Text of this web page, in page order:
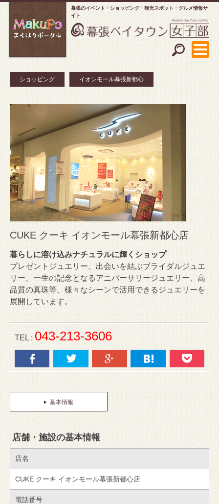
幕張のイベント・ショッピング
観光スポット・グルメ情報サ
イト
ショッピング イオンモール幕張新都心
CUKE クーキ イオンモール幕張新都心店
暮らしに溶け込みナチュラルに輝くショップ
プレゼントジュエリー、出会いを結ぶブライダルジュエ
リー、一生の記念となるアニバーサリージュエリー、高
品質の真珠等、様々なシーンで活用できるジュエリーを
展開しています。
TEL : 043-213-3606
基本情報
店舗・施設の基本情報
店名
CUKE クーキ イオンモール幕張新都心店
電話番号